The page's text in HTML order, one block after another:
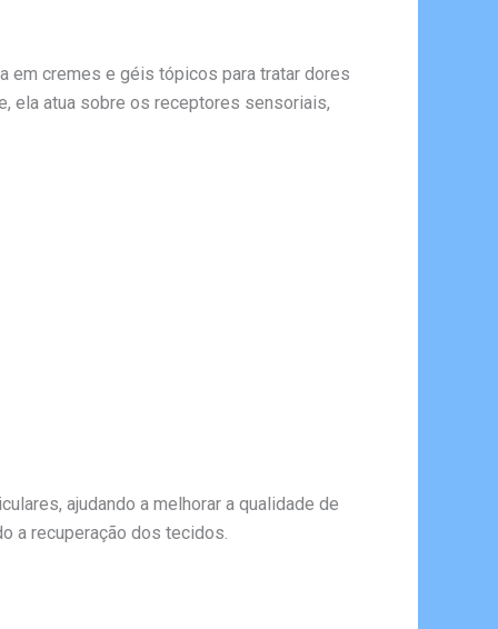
em cremes e géis tópicos para tratar dores
ela atua sobre os receptores sensoriais,
ajudando a melhorar a qualidade de
a recuperação dos tecidos.